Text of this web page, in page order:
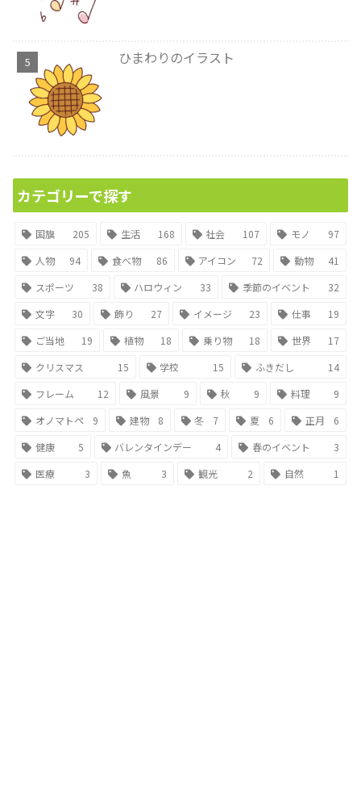
ひまわりのイラスト
カテゴリーで探す
国旗 205 生活 168 社会 107 モノ
97
人物
94 食べ物 86 アイコン 72 動物
41
スポーツ
38 ハロウィン 33 季節のイベント
32
文字
30 飾り 27 イメージ 23 仕事
19
ご当地
19 植物 18 乗り物 18 世界
17
クリスマス
15 学校 15 ふきだし
14
フレーム
12 風景 9 秋 9 料理
9
オノマトペ
9 建物 8 冬 7 夏 6 正月
6
健康
5 バレンタインデー 4 春のイベント
3
医療
3 魚 3 観光 2 自然 1